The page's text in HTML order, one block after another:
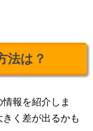
法は？
報を紹介しま
く差が出るかも